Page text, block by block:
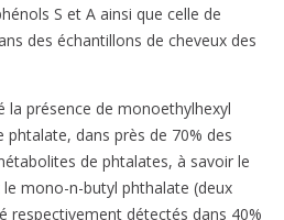
S et A ainsi que celle de
des échantillons de cheveux des
la présence de monoethylhexyl
dans près de 70% des
de phtalates, à savoir le
mono-n-butyl phthalate (deux
respectivement détectés dans 40%